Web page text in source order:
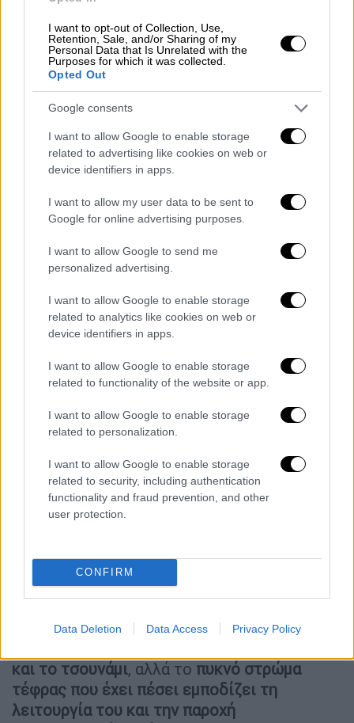
I want to opt-out of Collection, Use,
Retention, Sale, and/or Sharing of my
Personal Data that Is Unrelated with the
Purposes for which it was collected.
Opted Out
Google consents
I want to allow Google to enable storage
related to advertising like cookies on web or
device identifiers in apps.
I want to allow my user data to be sent to
Google for online advertising purposes.
I want to allow Google to send me
personalized advertising.
I want to allow Google to enable storage
related to analytics like cookies on web or
device identifiers in apps.
I want to allow Google to enable storage
related to functionality of the website or app.
I want to allow Google to enable storage
related to personalization.
I want to allow Google to enable storage
related to security, including authentication
functionality and fraud prevention, and other
user protection.
CONFIRM
Data Deletion Data Access Privacy Policy
Το πολεμικό ναυτικό της Τόνγκα έχει
αναφέρει ότι στην περιοχή αυτή τα κύματα
από το τσουνάμι εκτιμάται ότι έφτασαν τα 5
με 10 μέτρα ύψος, ανακοίνωσε το Γραφείο
Συντονισμού Ανθρωπιστικής Βοήθειας του
ΟΗΕ (Ocha). Τα νησιάΜάνγκοκαιΑτάτα
απέχουν 70 και 50 χιλιόμετρα αντίστοιχα
από το ηφαίστειο Χούνγκα Τόνγκα- Χούνγκα
Χααπάι, η έκρηξη του οποίου το Σάββατο
Το Ατάτα έχει πληθυσμό περίπου
100
ανθρώπους
και το Μάνγκο
Οι εικόνες που τράβηξε η Πολεμική
Αεροπορία της Νέας Ζηλανδίας και οι
οποίες αναρτήθηκαν ανεπισήμως σε σελίδα
στο Facebook επιβεβαιώνουν τις δηλώσεις
του Τουιχαλανγίνγκιε, ενώ δείχνουν
μουσαμάδες να χρησιμοποιούνται για
καταφύγιο στο νησί Μάνγκο.
Καθάρισμα του διαδρόμου
Ένα παχύ στρώμα τέφρας καλύπτει τα νησιά,
ανακοίνωσε η Ανώτερη Επιτροπή της Νέας
«κατά προτεραιότητα» να αποκαταστήσει τις
επικοινωνίες με τα μικρότερα νησιά. Το
διεθνές αεροδρόμιο Φουααμότου, δεν έχει
και το τσουνάμι, αλλά το πυκνό στρώμα
τέφρας που έχει πέσει εμποδίζει τη
λειτουργία του και την παροχή